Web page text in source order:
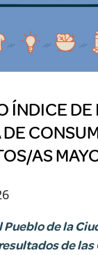
ÍNDICE DE
AS
de la
de las